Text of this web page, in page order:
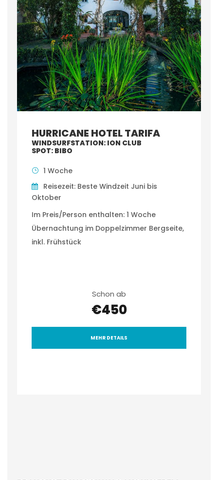
HURRICANE HOTEL TARIFA
WINDSURFSTATION: ION CLUB
SPOT: BIBO
1 Woche
Reisezeit: Beste Windzeit Juni bis
Oktober
Im Preis/Person enthalten: 1 Woche
Übernachtung im Doppelzimmer Bergseite,
inkl. Frühstück
Schon ab
€450
MEHR DETAILS